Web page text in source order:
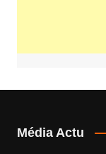
Média Actu